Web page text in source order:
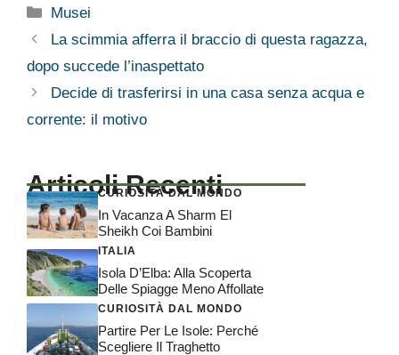
Categorie
Musei
La scimmia afferra il braccio di questa ragazza,
dopo succede l’inaspettato
Decide di trasferirsi in una casa senza acqua e
corrente: il motivo
Articoli Recenti
CURIOSITÀ DAL MONDO
In Vacanza A Sharm El
Sheikh Coi Bambini
ITALIA
Isola D’Elba: Alla Scoperta
Delle Spiagge Meno Affollate
CURIOSITÀ DAL MONDO
Partire Per Le Isole: Perché
Scegliere Il Traghetto